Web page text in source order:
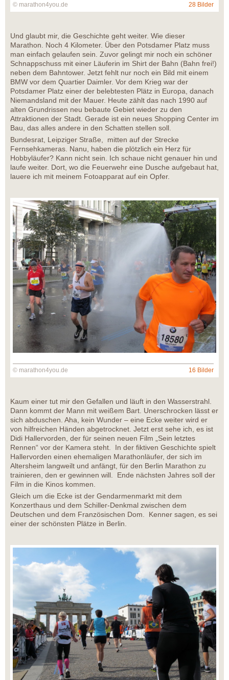
© marathon4you.de 28 Bilder
Und glaubt mir, die Geschichte geht weiter. Wie dieser
Marathon. Noch 4 Kilometer. Über den Potsdamer Platz muss
man einfach gelaufen sein. Zuvor gelingt mir noch ein schöner
Schnappschuss mit einer Läuferin im Shirt der Bahn (Bahn frei!)
neben dem Bahntower. Jetzt fehlt nur noch ein Bild mit einem
BMW vor dem Quartier Daimler. Vor dem Krieg war der
Potsdamer Platz einer der belebtesten Plätz in Europa, danach
Niemandsland mit der Mauer. Heute zählt das nach 1990 auf
alten Grundrissen neu bebaute Gebiet wieder zu den
Attraktionen der Stadt. Gerade ist ein neues Shopping Center im
Bau, das alles andere in den Schatten stellen soll.
Bundesrat, Leipziger Straße, mitten auf der Strecke
Fernsehkameras. Nanu, haben die plötzlich ein Herz für
Hobbyläufer? Kann nicht sein. Ich schaue nicht genauer hin und
laufe weiter. Dort, wo die Feuerwehr eine Dusche aufgebaut hat,
lauere ich mit meinem Fotoapparat auf ein Opfer.
© marathon4you.de 16 Bilder
Kaum einer tut mir den Gefallen und läuft in den Wasserstrahl.
Dann kommt der Mann mit weißem Bart. Unerschrocken lässt er
sich abduschen. Aha, kein Wunder – eine Ecke weiter wird er
von hilfreichen Händen abgetrocknet. Jetzt erst sehe ich, es ist
Didi Hallervorden, der für seinen neuen Film „Sein letztes
Rennen“ vor der Kamera steht. In der fiktiven Geschichte spielt
Hallervorden einen ehemaligen Marathonläufer, der sich im
Altersheim langweilt und anfängt, für den Berlin Marathon zu
trainieren, den er gewinnen will. Ende nächsten Jahres soll der
Film in die Kinos kommen.
Gleich um die Ecke ist der Gendarmenmarkt mit dem
Konzerthaus und dem Schiller-Denkmal zwischen dem
Deutschen und dem Französischen Dom. Kenner sagen, es sei
einer der schönsten Plätze in Berlin.